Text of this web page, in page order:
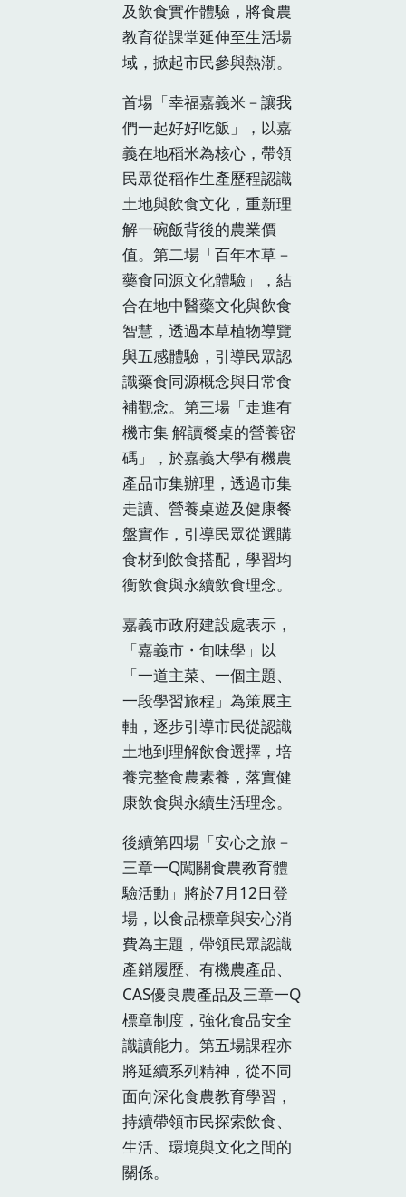
及飲食實作體驗，將食農
教育從課堂延伸至生活場
域，掀起市民參與熱潮。
首場「幸福嘉義米－讓我
們一起好好吃飯」，以嘉
義在地稻米為核心，帶領
民眾從稻作生產歷程認識
土地與飲食文化，重新理
解一碗飯背後的農業價
值。第二場「百年本草－
藥食同源文化體驗」，結
合在地中醫藥文化與飲食
智慧，透過本草植物導覽
與五感體驗，引導民眾認
識藥食同源概念與日常食
補觀念。第三場「走進有
機市集 解讀餐桌的營養密
碼」，於嘉義大學有機農
產品市集辦理，透過市集
走讀、營養桌遊及健康餐
盤實作，引導民眾從選購
食材到飲食搭配，學習均
衡飲食與永續飲食理念。
嘉義市政府建設處表示，
「嘉義市・旬味學」以
「一道主菜、一個主題、
一段學習旅程」為策展主
軸，逐步引導市民從認識
土地到理解飲食選擇，培
養完整食農素養，落實健
康飲食與永續生活理念。
後續第四場「安心之旅－
三章一Q闖關食農教育體
驗活動」將於7月12日登
場，以食品標章與安心消
費為主題，帶領民眾認識
產銷履歷、有機農產品、
CAS優良農產品及三章一Q
標章制度，強化食品安全
識讀能力。第五場課程亦
將延續系列精神，從不同
面向深化食農教育學習，
持續帶領市民探索飲食、
生活、環境與文化之間的
關係。